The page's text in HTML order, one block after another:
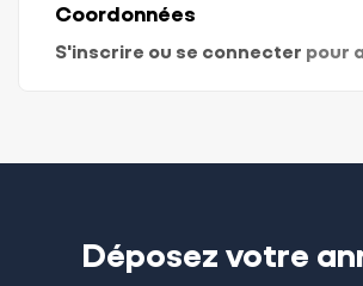
Coordonnées
S'inscrire ou se connecter pour
Déposez votre